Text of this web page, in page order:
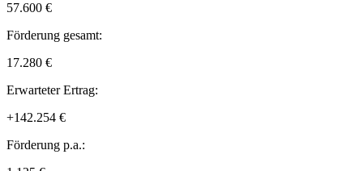
57.600 €
Förderung gesamt:
17.280 €
Erwarteter Ertrag:
+142.254 €
Förderung p.a.: